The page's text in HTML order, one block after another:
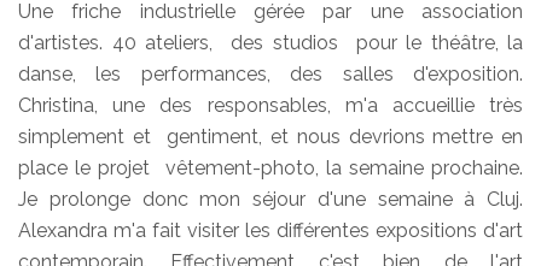
Une friche industrielle gérée par une association
d'artistes. 40 ateliers, des studios pour le théâtre, la
danse, les performances, des salles d'exposition.
Christina, une des responsables, m'a accueillie très
simplement et gentiment, et nous devrions mettre en
place le projet vêtement-photo, la semaine prochaine.
Je prolonge donc mon séjour d'une semaine à Cluj.
Alexandra m'a fait visiter les différentes expositions d'art